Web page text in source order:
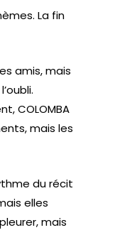
La fin
amis, mais
COLOMBA
mais les
du récit
elles
mais